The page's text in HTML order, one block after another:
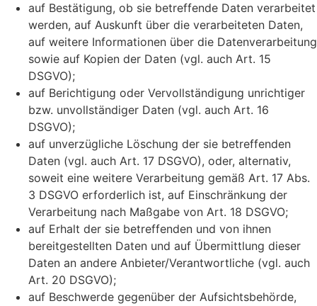
auf Bestätigung, ob sie betreffende Daten verarbeitet
werden, auf Auskunft über die verarbeiteten Daten,
auf weitere Informationen über die Datenverarbeitung
sowie auf Kopien der Daten (vgl. auch Art. 15
DSGVO);
auf Berichtigung oder Vervollständigung unrichtiger
bzw. unvollständiger Daten (vgl. auch Art. 16
DSGVO);
auf unverzügliche Löschung der sie betreffenden
Daten (vgl. auch Art. 17 DSGVO), oder, alternativ,
soweit eine weitere Verarbeitung gemäß Art. 17 Abs.
3 DSGVO erforderlich ist, auf Einschränkung der
Verarbeitung nach Maßgabe von Art. 18 DSGVO;
auf Erhalt der sie betreffenden und von ihnen
bereitgestellten Daten und auf Übermittlung dieser
Daten an andere Anbieter/Verantwortliche (vgl. auch
Art. 20 DSGVO);
auf Beschwerde gegenüber der Aufsichtsbehörde,